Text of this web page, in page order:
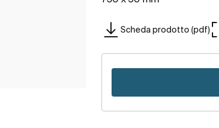
Scheda prodotto (pdf)